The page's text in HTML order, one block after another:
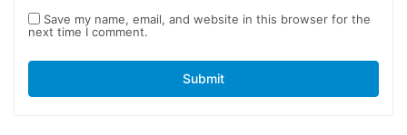
Save my name, email, and website in this browser for the
next time I comment.
Submit